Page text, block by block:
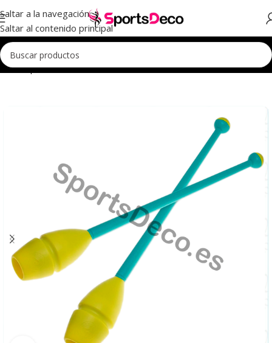
Saltar a la navegación
Saltar al contenido principal
Inicio Aparatos Mazas Mazas Iniciación Mazas Iniciación 36cm